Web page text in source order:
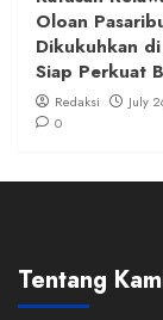
Oloan
Dikukuhkan
Siap Perkuat
Redaksi
July
0
Tentang